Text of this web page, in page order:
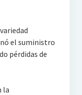
el suministro
pérdidas de
la